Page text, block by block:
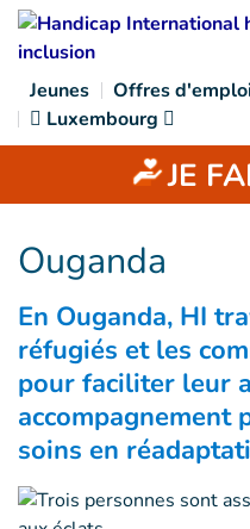
Goto main content
Jeunes Offres
Luxembourg
JE
Ouganda
En Ouganda, HI
réfugiés et les
pour faciliter leur
accompagnement
soins en